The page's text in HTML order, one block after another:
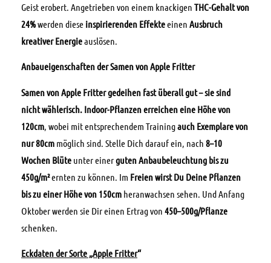
Geist erobert. Angetrieben von einem knackigen THC-Gehalt von
24%werden diese inspirierenden Effekteeinen Ausbruch
kreativer Energieauslösen.
Anbaueigenschaften der Samen von Apple Fritter
Samen von Apple Fritter gedeihen fast überall gut – sie sind
nicht wählerisch. Indoor-Pflanzen erreichen eine Höhe von
120cm , wobei mit entsprechendem Trainingauch Exemplare von
nur 80cm möglich sind. Stelle Dich darauf ein, nach 8–10
Wochen Blüte unter einerguten Anbaubeleuchtung bis zu
450g/m²ernten zu können. Im Freien wirst Du Deine Pflanzen
bis zu einer Höhe von 150cm heranwachsen sehen. Und Anfang
Oktober werden sie Dir einen Ertrag von 450–500g/Pflanze
schenken.
Eckdaten der Sorte „Apple Fritter“